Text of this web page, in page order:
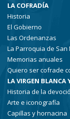
LA COFRADÍA
Historia
El Gobierno
Las Ordenanzas
La Parroquia de San
Memorias anuales
Quiero ser cofrade
LA VIRGEN BLANCA
Historia de la
Arte e iconografía
Capillas y hornacina